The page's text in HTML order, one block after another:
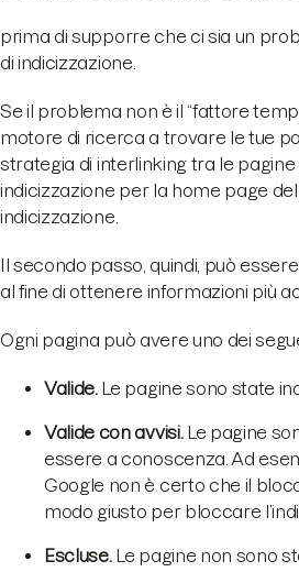
prima di supporre che ci sia un
di indicizzazione.
Se il problema non è il “fattore
motore di ricerca a trovare le tue
strategia di interlinking tra le
indicizzazione per la home page
indicizzazione.
Il secondo passo, quindi, può
al fine di ottenere informazioni più
Ogni pagina può avere uno dei
Valide.Le pagine sono state
Valide con avvisi.Le pagine
essere a conoscenza. Ad
Google non è certo che il
modo giusto per bloccare
Escluse. Le pagine non sono